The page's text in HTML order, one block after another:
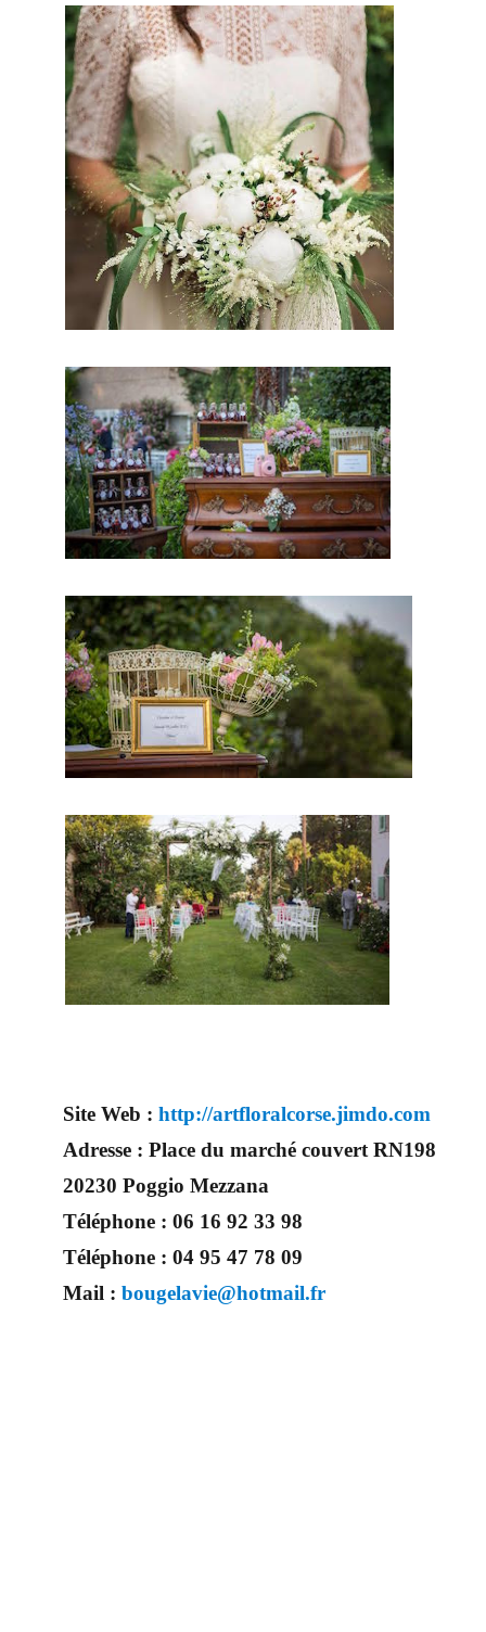
Site Web : http://artfloralcorse.jimdo.com
Adresse : Place du marché couvert RN198
20230 Poggio Mezzana
Téléphone : 06 16 92 33 98
Téléphone : 04 95 47 78 09
Mail : bougelavie@hotmail.fr